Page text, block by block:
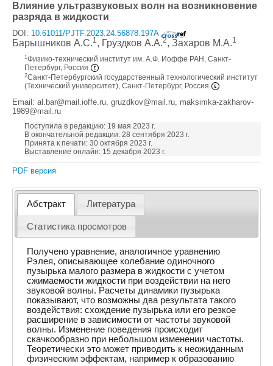
Влияние ультразвуковых волн на возникновение
разряда в жидкости
DOI: 10.61011/PJTF.2023.24.56878.197A
Барышников А.С.1, Груздков А.А.2, Захаров М.А.1
1 Физико-технический институт им. А.Ф. Иоффе РАН, Санкт-
Петербург, Россия
2Санкт-Петербургский государственный технологический институт
(Технический университет), Санкт-Петербург, Россия
Email: al.bar@mail.ioffe.ru, gruzdkov@mail.ru, maksimka-zakharov-
1989@mail.ru
Поступила в редакцию: 19 мая 2023 г.
В окончательной редакции: 28 сентября 2023 г.
Принята к печати: 30 октября 2023 г.
Выставление онлайн: 15 декабря 2023 г.
PDF версия
Абстракт Литература
Статистика просмотров
Получено уравнение, аналогичное уравнению
Рэлея, описывающее колебание одиночного
пузырька малого размера в жидкости с учетом
сжимаемости жидкости при воздействии на него
звуковой волны. Расчеты динамики пузырька
показывают, что возможны два результата такого
воздействия: схождение пузырька или его резкое
расширение в зависимости от частоты звуковой
волны. Изменение поведения происходит
скачкообразно при небольшом изменении частоты.
Теоретически это может приводить к неожиданным
физическим эффектам, например к образованию